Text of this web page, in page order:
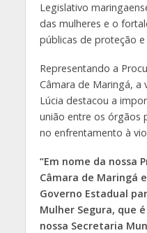
Legislativo
das mulheres e o
públicas de proteção
Representando a
Câmara de Maringá, a
Lúcia destacou a
união entre os órgãos
no enfrentamento à
“Em nome da nossa
Câmara de Maringá
Governo Estadual
Mulher Segura, que
nossa Secretaria